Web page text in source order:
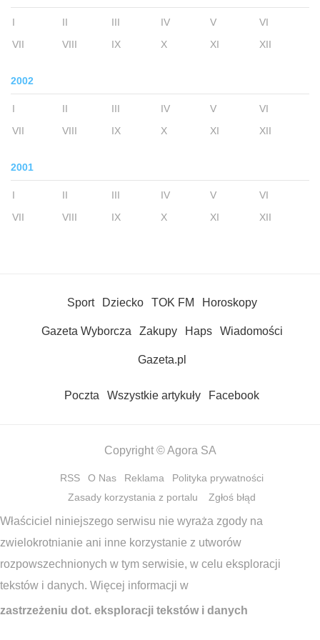
I II III IV V
VI
VII
VIII IX X XI XII
2002
I II III IV V
VI
VII
VIII IX X XI XII
2001
I II III IV V
VI
VII
VIII IX X XI XII
Sport Dziecko TOK FM Horoskopy
Gazeta Wyborcza Zakupy Haps Wiadomości
Gazeta.pl
Poczta Wszystkie artykuły Facebook
Copyright © Agora SA
RSS O Nas Reklama
Polityka prywatności
Zasady korzystania z portalu
Zgłoś błąd
Właściciel niniejszego serwisu nie wyraża zgody na
zwielokrotnianie ani inne korzystanie z utworów
rozpowszechnionych w tym serwisie, w celu eksploracji
tekstów i danych. Więcej informacji w
zastrzeżeniu dot. eksploracji tekstów i danych